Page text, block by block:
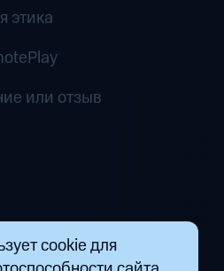
cookie для
этика
или отзыв